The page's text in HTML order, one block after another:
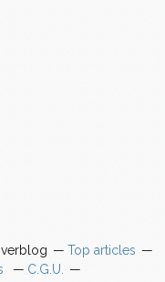
Top articles
C.G.U.